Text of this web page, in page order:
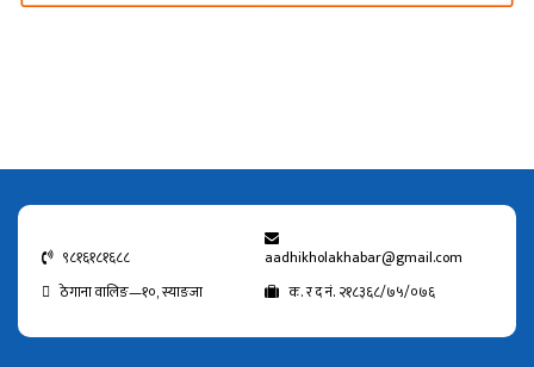
९८१६१८१६८८
aadhikholakhabar@gmail.com
ठेगाना वालिङ—१०, स्याङजा
क. र द नं. २१८३६८/७५/०७६